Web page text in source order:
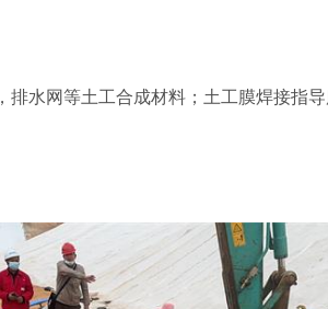
，排水网等土工合成材料；土工膜焊接指导